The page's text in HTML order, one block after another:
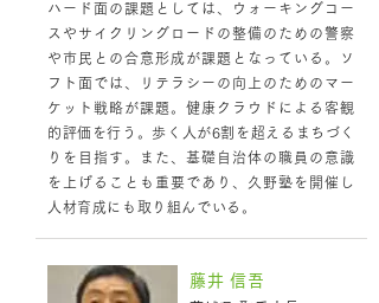
ハード面の課題としては、ウォーキングコー
スやサイクリングロードの整備のための警察
や市民との合意形成が課題となっている。ソ
フト面では、リテラシーの向上のためのマー
ケット戦略が課題。健康クラウドによる客観
的評価を行う。歩く人が6割を超えるまちづく
りを目指す。また、基礎自治体の職員の意識
を上げることも重要であり、久野塾を開催し
人材育成にも取り組んでいる。
藤井 信吾